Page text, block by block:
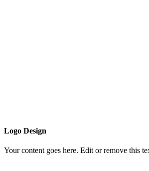
Logo Design
Your content goes here. Edit or remove this